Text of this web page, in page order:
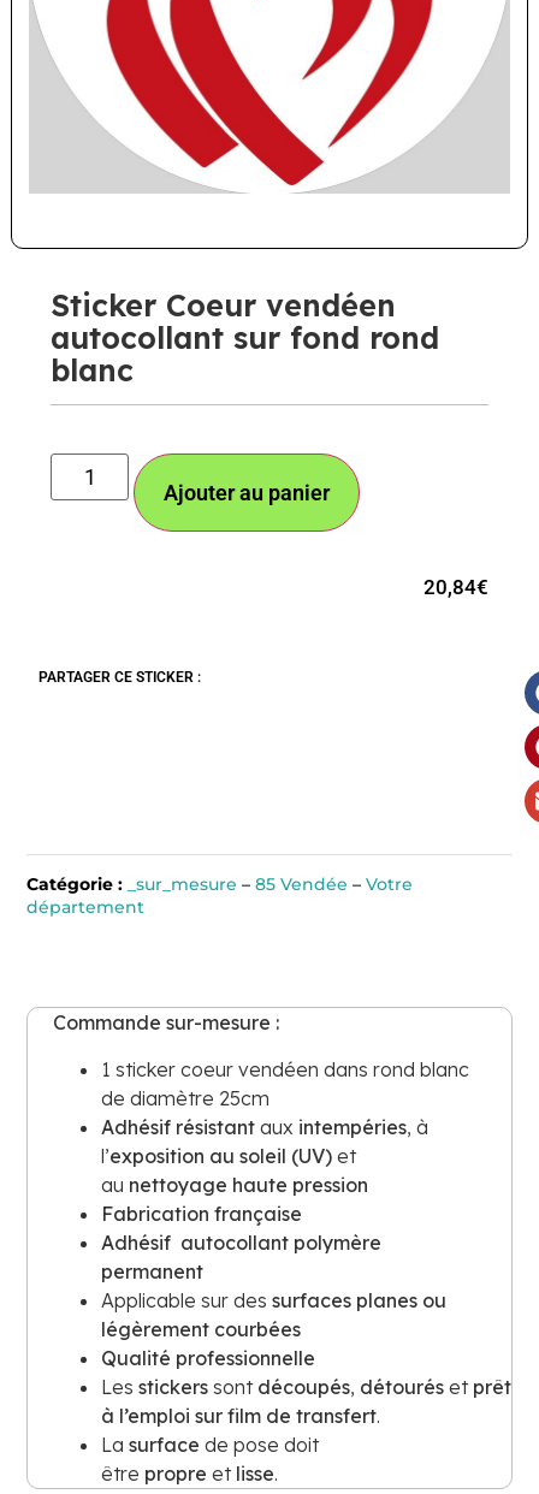
Sticker Coeur vendéen
autocollant sur fond rond
blanc
Ajouter au panier
20,84€
PARTAGER CE STICKER :
Catégorie : _sur_mesure – 85 Vendée – Votre
département
Commande sur-mesure :
1 sticker coeur vendéen dans rond blanc
de diamètre 25cm
Adhésif résistantaux intempéries, à
l’exposition au soleil (UV)et
au nettoyage haute pression
Fabrication française
Adhésif autocollant polymère
permanent
Applicable sur des surfaces planes ou
légèrement courbées
Qualité professionnelle
Les stickerssont découpés, détouréset prêt
à l’emploi sur film de transfert.
La surface de pose doit
être propre et lisse.